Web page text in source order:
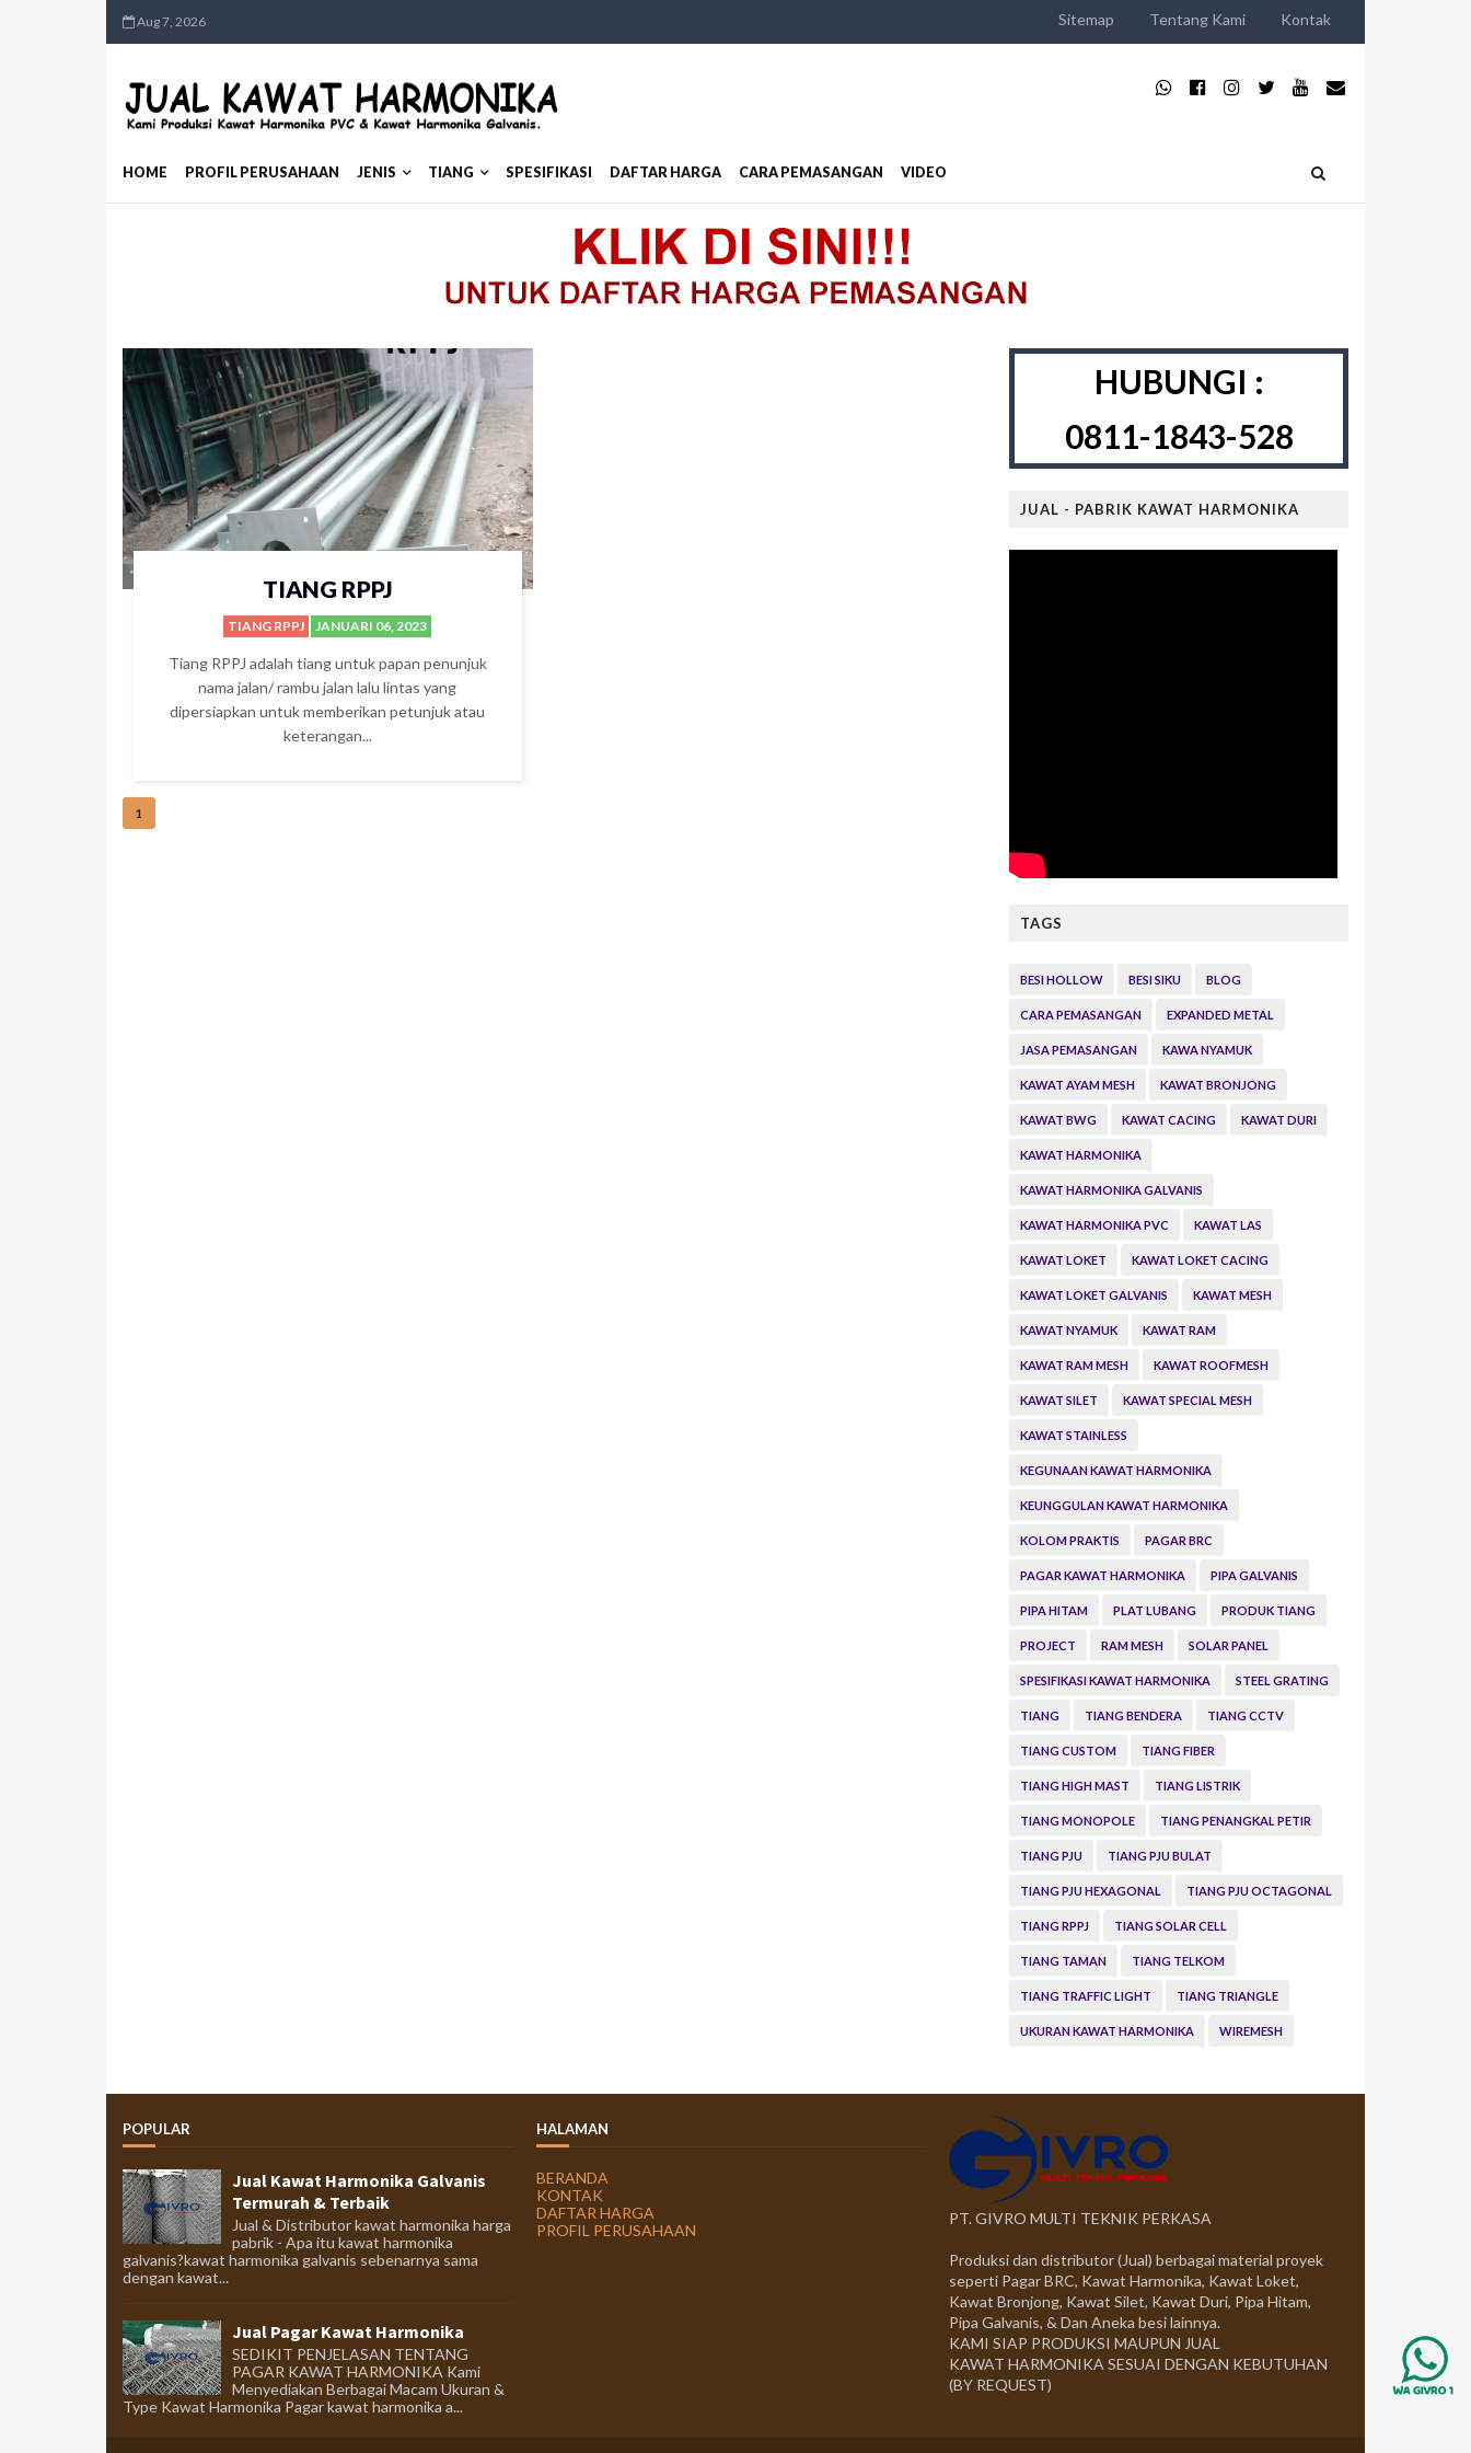
Aug 7, 2026 Sitemap Tentang Kami Kontak
HOME PROFIL PERUSAHAAN JENIS TIANG SPESIFIKASI DAFTAR HARGA CARA PEMASANGAN VIDEO
TIANG RPPJ
TIANG RPPJ JANUARI 06, 2023
Tiang RPPJ adalah tiang untuk papan penunjuk
nama jalan/ rambu jalan lalu lintas yang
dipersiapkan untuk memberikan petunjuk atau
keterangan...
1
HUBUNGI :
0811-1843-528
JUAL - PABRIK KAWAT HARMONIKA
TAGS
BESI HOLLOW BESI SIKU BLOG
CARA PEMASANGAN EXPANDED METAL
JASA PEMASANGAN KAWA NYAMUK
KAWAT AYAM MESH KAWAT BRONJONG
KAWAT BWG KAWAT CACING KAWAT DURI
KAWAT HARMONIKA
KAWAT HARMONIKA GALVANIS
KAWAT HARMONIKA PVC KAWAT LAS
KAWAT LOKET KAWAT LOKET CACING
KAWAT LOKET GALVANIS KAWAT MESH
KAWAT NYAMUK KAWAT RAM
KAWAT RAM MESH KAWAT ROOFMESH
KAWAT SILET KAWAT SPECIAL MESH
KAWAT STAINLESS
KEGUNAAN KAWAT HARMONIKA
KEUNGGULAN KAWAT HARMONIKA
KOLOM PRAKTIS PAGAR BRC
PAGAR KAWAT HARMONIKA PIPA GALVANIS
PIPA HITAM PLAT LUBANG PRODUK TIANG
PROJECT RAM MESH SOLAR PANEL
SPESIFIKASI KAWAT HARMONIKA STEEL GRATING
TIANG TIANG BENDERA TIANG CCTV
TIANG CUSTOM TIANG FIBER
TIANG HIGH MAST TIANG LISTRIK
TIANG MONOPOLE TIANG PENANGKAL PETIR
TIANG PJU TIANG PJU BULAT
TIANG PJU HEXAGONAL TIANG PJU OCTAGONAL
TIANG RPPJ TIANG SOLAR CELL
TIANG TAMAN TIANG TELKOM
TIANG TRAFFIC LIGHT TIANG TRIANGLE
UKURAN KAWAT HARMONIKA WIREMESH
POPULAR
Jual Kawat Harmonika Galvanis
Termurah & Terbaik
Jual & Distributor kawat harmonika harga
pabrik - Apa itu kawat harmonika
galvanis?kawat harmonika galvanis sebenarnya sama
dengan kawat...
Jual Pagar Kawat Harmonika
SEDIKIT PENJELASAN TENTANG
PAGAR KAWAT HARMONIKA Kami
Menyediakan Berbagai Macam Ukuran &
Type Kawat Harmonika Pagar kawat harmonika a...
HALAMAN
BERANDA
KONTAK
DAFTAR HARGA
PROFIL PERUSAHAAN
PT. GIVRO MULTI TEKNIK PERKASA
Produksi dan distributor (Jual) berbagai material proyek
seperti Pagar BRC, Kawat Harmonika, Kawat Loket,
Kawat Bronjong, Kawat Silet, Kawat Duri, Pipa Hitam,
Pipa Galvanis, & Dan Aneka besi lainnya.
KAMI SIAP PRODUKSI MAUPUN JUAL
KAWAT HARMONIKA SESUAI DENGAN KEBUTUHAN
(BY REQUEST)